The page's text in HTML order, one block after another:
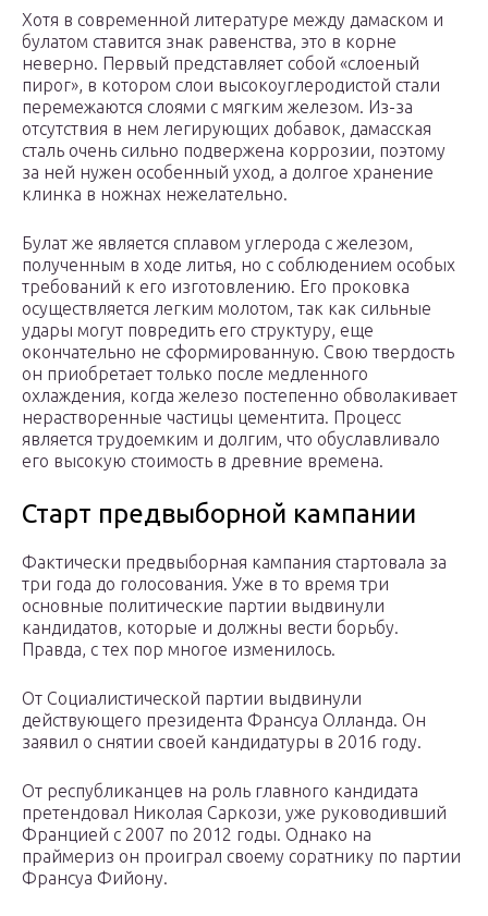
Хотя в современной литературе между дамаском и
булатом ставится знак равенства, это в корне
неверно. Первый представляет собой «слоеный
пирог», в котором слои высокоуглеродистой стали
перемежаются слоями с мягким железом. Из-за
отсутствия в нем легирующих добавок, дамасская
сталь очень сильно подвержена коррозии, поэтому
за ней нужен особенный уход, а долгое хранение
клинка в ножнах нежелательно.
Булат же является сплавом углерода с железом,
полученным в ходе литья, но с соблюдением особых
требований к его изготовлению. Его проковка
осуществляется легким молотом, так как сильные
удары могут повредить его структуру, еще
окончательно не сформированную. Свою твердость
он приобретает только после медленного
охлаждения, когда железо постепенно обволакивает
нерастворенные частицы цементита. Процесс
является трудоемким и долгим, что обуславливало
его высокую стоимость в древние времена.
Старт предвыборной кампании
Фактически предвыборная кампания стартовала за
три года до голосования. Уже в то время три
основные политические партии выдвинули
кандидатов, которые и должны вести борьбу.
Правда, с тех пор многое изменилось.
От Социалистической партии выдвинули
действующего президента Франсуа Олланда. Он
заявил о снятии своей кандидатуры в 2016 году.
От республиканцев на роль главного кандидата
претендовал Николая Саркози, уже руководивший
Францией с 2007 по 2012 годы. Однако на
праймериз он проиграл своему соратнику по партии
Франсуа Фийону.